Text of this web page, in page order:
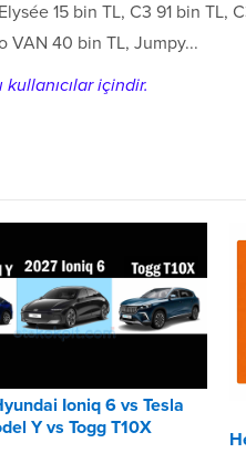
15 bin TL, C3 91 bin TL,
VAN 40 bin TL, Jumpy...
içindir.
Ioniq 6 vs Tesla
Y vs Togg T10X